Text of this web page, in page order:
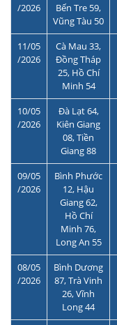
/2026
Bến Tre 59,
Vũng Tàu 50
11/05
/2026
Cà Mau 33,
Đồng Tháp
25, Hồ Chí
Minh 54
10/05
/2026
Đà Lạt 64,
Kiên Giang
08, Tiền
Giang 88
09/05
/2026
Bình Phước
12, Hậu
Giang 62,
Hồ Chí
Minh 76,
Long An 55
08/05
/2026
Bình Dương
87, Trà Vinh
26, Vĩnh
Long 44